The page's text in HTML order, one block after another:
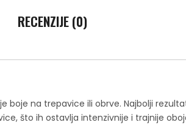
RECENZIJE (0)
boje na trepavice ili obrve. Najbolji
što ih ostavlja intenzivnije i trajnije